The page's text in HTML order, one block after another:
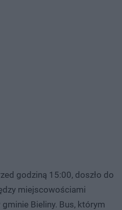
godziną 15:00, doszło do
miejscowościami
Bieliny. Bus, którym